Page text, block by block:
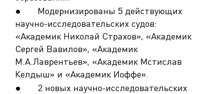
● Модернизированы 5 действующих
научно-исследовательских судов:
«Академик Николай Страхов», «Академик
Сергей Вавилов», «Академик
М.А.Лаврентьев», «Академик Мстислав
Келдыш» и «Академик Иоффе».
● 2 новых научно-исследовательских